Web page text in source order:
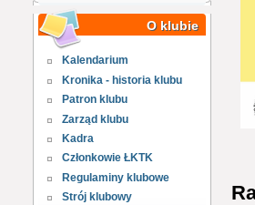
O klubie
Kalendarium
Kronika - historia klubu
Patron klubu
Zarząd klubu
Kadra
Członkowie ŁKTK
Regulaminy klubowe
Strój klubowy